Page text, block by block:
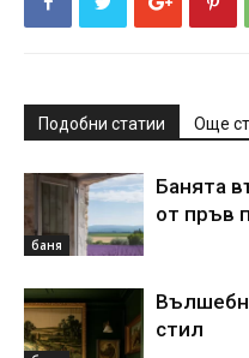
Подобни статии Още
баня
Банята
от пръв
стил